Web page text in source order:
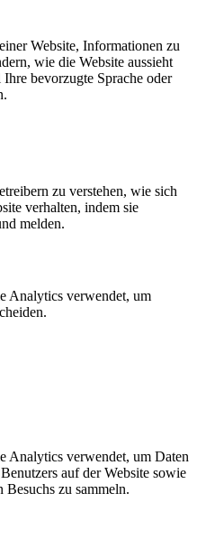
Website, Informationen zu
wie die Website aussieht
bevorzugte Sprache oder
zu verstehen, wie sich
verhalten, indem sie
melden.
Analytics verwendet, um
Analytics verwendet, um Daten
auf der Website sowie
Besuchs zu sammeln.